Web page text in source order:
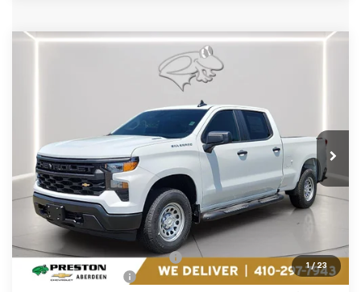
1 / 23
Chevrolet Silverado 1500
Preston Chevrolet of Aberdeen
1GCPKAEK1TZ399316 Stock: AC1803
In Stock Ext. Int.
FINANCE
$46,044
PRESTON PRICE
Less
MSRP:
Price reduction below MSRP:
-$2,995
Guaranteed Offers:
-$2,750